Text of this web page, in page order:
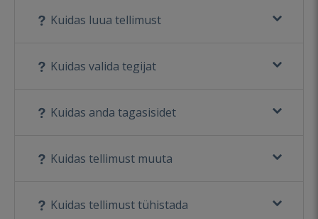
Kuidas luua tellimust
Kuidas valida tegijat
Kuidas anda tagasisidet
Kuidas tellimust muuta
Kuidas tellimust tühistada